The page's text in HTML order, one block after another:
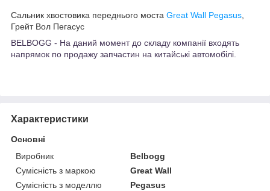
Сальник хвостовика переднього моста Great Wall Pegasus
Грейт Вол Пегасус
BELBOGG - На даний момент до складу компанії входять
напрямок по продажу запчастин на китайські автомобілі.
Характеристики
Основні
Виробник
Belbogg
Сумісність з маркою
Great Wall
Сумісність з моделлю
Pegasus